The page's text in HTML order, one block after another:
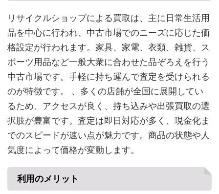
リサイクルショップによる買取は、主に日常生活用
品を中心に行われ、中古市場でのニーズに応じた価
格設定が行われます。家具、家電、衣類、雑貨、ス
ポーツ用品など一般大衆に合わせた品ぞろえを行う
中古市場です。手軽に持ち運んで査定を受けられる
のが特徴です。 、多くの店舗が全国に展開してい
るため、アクセスが良く、持ち込みや出張買取の選
択肢が豊富です。査定は即日対応が多く、現金化ま
でのスピードが速い点が魅力です。商品の状態や人
気度によって価格が変動します。
利用のメリット